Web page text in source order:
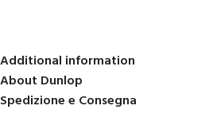
Additional information
About Dunlop
Spedizione e Consegna